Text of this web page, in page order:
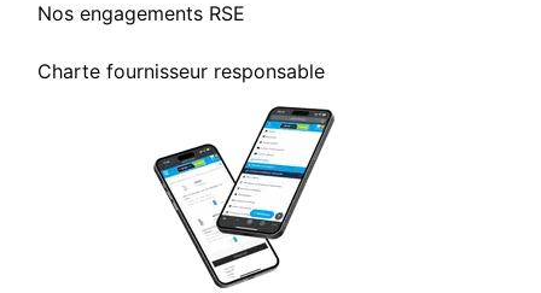
Nos engagements RSE
Charte fournisseur responsable